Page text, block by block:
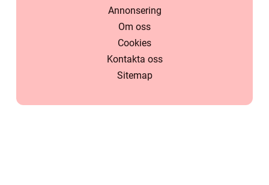
Annonsering
Om oss
Cookies
Kontakta oss
Sitemap